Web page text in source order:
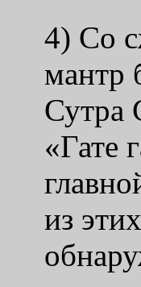
4) Со
мантр
Сутра
«Гате
из